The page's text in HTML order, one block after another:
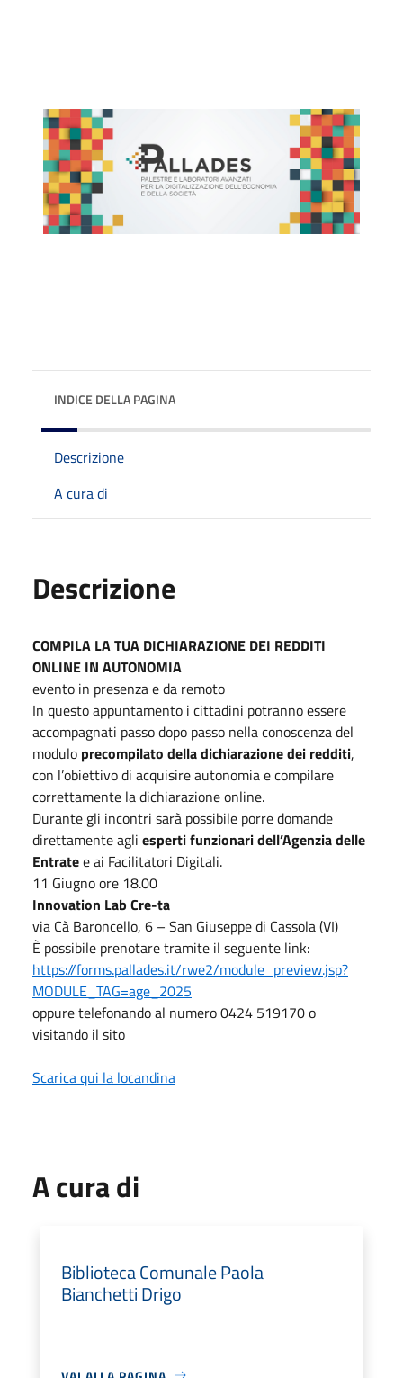
INDICE DELLA PAGINA
Descrizione
A cura di
Descrizione
COMPILA LA TUA DICHIARAZIONE DEI REDDITI
ONLINE IN AUTONOMIA
evento in presenza e da remoto
In questo appuntamento i cittadini potranno essere
accompagnati passo dopo passo nella conoscenza del
modulo precompilato della dichiarazione dei redditi,
con l’obiettivo di acquisire autonomia e compilare
correttamente la dichiarazione online.
Durante gli incontri sarà possibile porre domande
direttamente agli esperti funzionari dell’Agenzia delle
Entratee ai Facilitatori Digitali.
11 Giugnoore 18.00
Innovation Lab Cre-ta
via Cà Baroncello, 6 – San Giuseppe di Cassola (VI)
È possibile prenotare tramite il seguente link:
https://forms.pallades.it/rwe2/module_preview.jsp?
MODULE_TAG=age_2025
oppure telefonando al numero 0424 519170 o
visitando il sito
Scarica qui la locandina
A cura di
Biblioteca Comunale Paola
Bianchetti Drigo